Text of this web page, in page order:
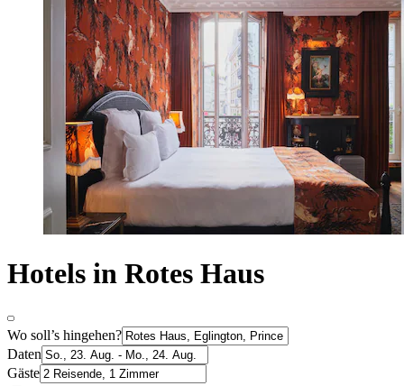
Hotels in Rotes Haus
Wo soll’s hingehen?
Daten
Gäste